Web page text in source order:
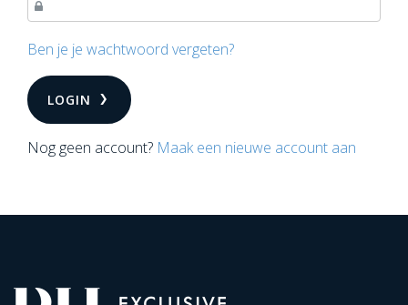
Ben je je wachtwoord vergeten?
LOGIN
Nog geen account? Maak een nieuwe account aan